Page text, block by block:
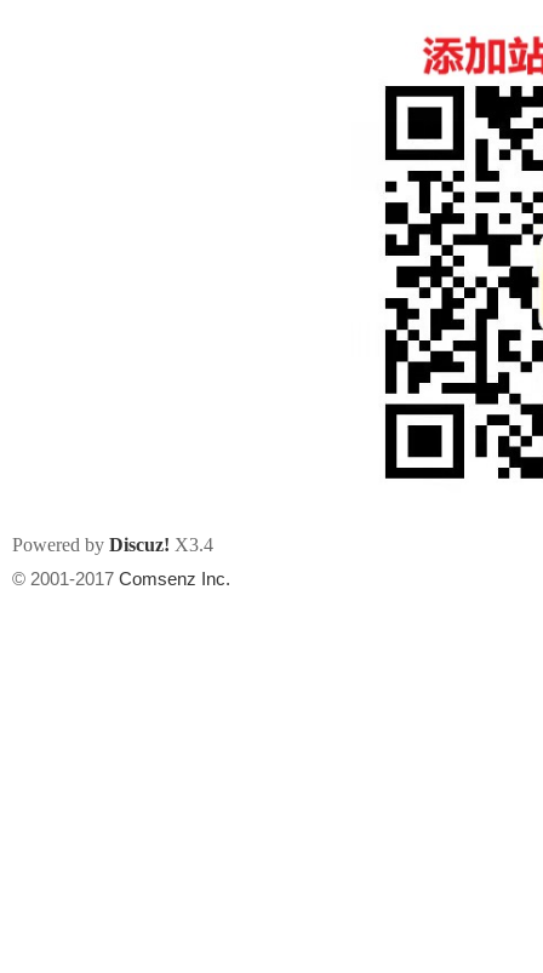
Powered by Discuz! X3.4
© 2001-2017 Comsenz Inc.